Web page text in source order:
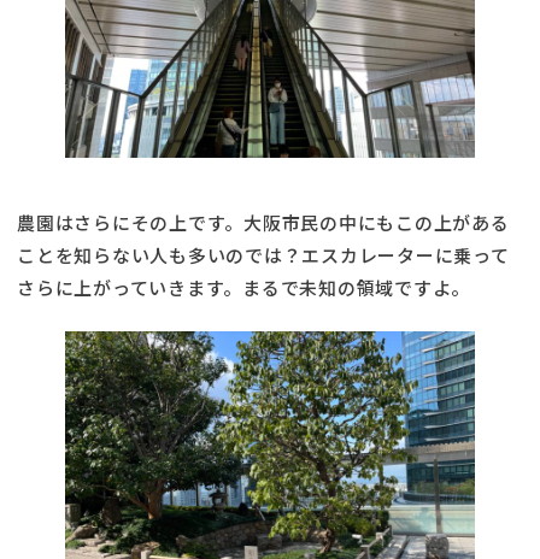
農園はさらにその上です。大阪市民の中にもこの上がある
ことを知らない人も多いのでは？エスカレーターに乗って
さらに上がっていきます。まるで未知の領域ですよ。